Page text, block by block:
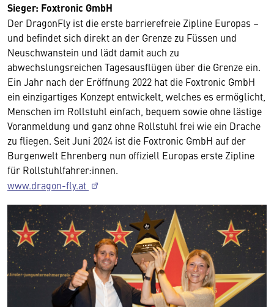
Sieger: Foxtronic GmbH
Der DragonFly ist die erste barrierefreie Zipline Europas –
und befindet sich direkt an der Grenze zu Füssen und
Neuschwanstein und lädt damit auch zu
abwechslungsreichen Tagesausflügen über die Grenze ein.
Ein Jahr nach der Eröffnung 2022 hat die Foxtronic GmbH
ein einzigartiges Konzept entwickelt, welches es ermöglicht,
Menschen im Rollstuhl einfach, bequem sowie ohne lästige
Voranmeldung und ganz ohne Rollstuhl frei wie ein Drache
zu fliegen. Seit Juni 2024 ist die Foxtronic GmbH auf der
Burgenwelt Ehrenberg nun offiziell Europas erste Zipline
für Rollstuhlfahrer:innen.
www.dragon-fly.at